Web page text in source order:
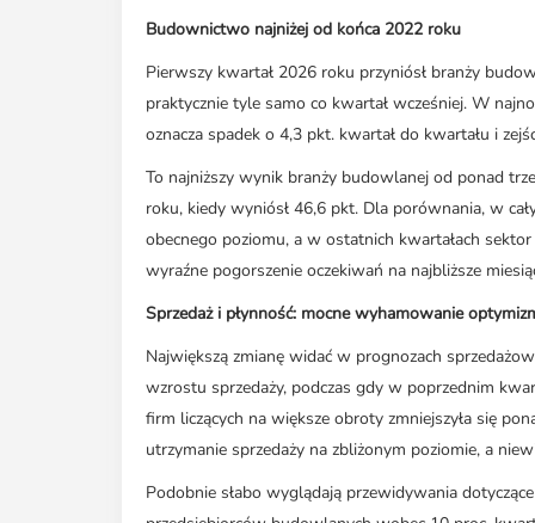
Budownictwo najniżej od końca 2022 roku
Pierwszy kwartał 2026 roku przyniósł branży
praktycznie tyle samo co kwartał wcześniej. W
oznacza spadek o 4,3 pkt. kwartał do kwartału i
To najniższy wynik branży budowlanej od ponad
roku, kiedy wyniósł 46,6 pkt. Dla porównania, w
obecnego poziomu, a w ostatnich kwartałach
wyraźne pogorszenie oczekiwań na najbliższe
Sprzedaż i płynność: mocne wyhamowanie
Największą zmianę widać w prognozach
wzrostu sprzedaży, podczas gdy w poprzednim
firm liczących na większe obroty zmniejszyła się
utrzymanie sprzedaży na zbliżonym poziomie, a
Podobnie słabo wyglądają przewidywania